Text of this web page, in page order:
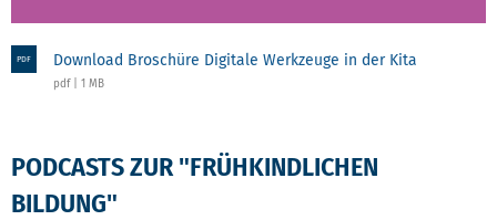
PDF Download Broschüre Digitale Werkzeuge in der Kita
pdf | 1 MB
PODCASTS ZUR "FRÜHKINDLICHEN
BILDUNG"